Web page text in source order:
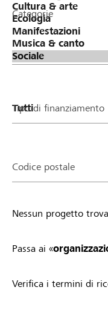
Categorie
Tipo di finanziamento
Codice postale
Nessun progetto
Passa ai «
Verifica i termini di